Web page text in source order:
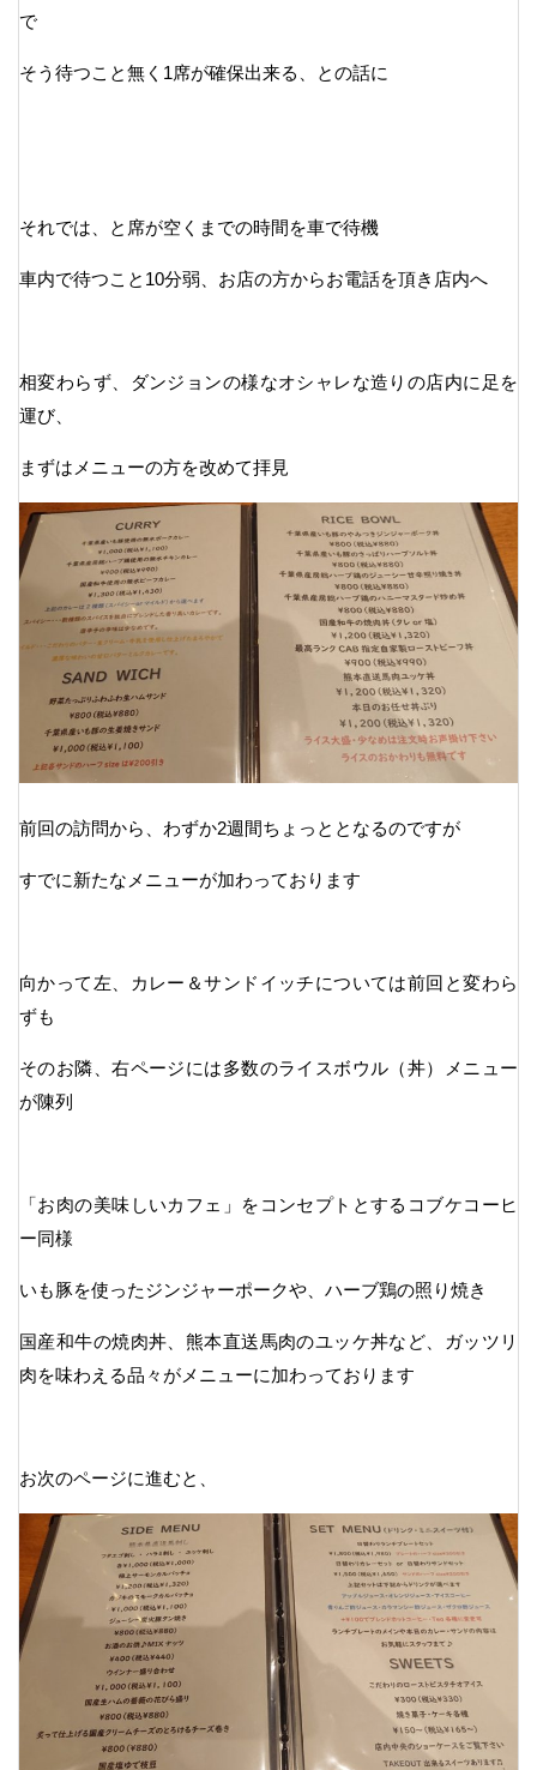
で
そう待つこと無く1席が確保出来る、との話に
それでは、と席が空くまでの時間を車で待機
車内で待つこと10分弱、お店の方からお電話を頂き店内へ
相変わらず、ダンジョンの様なオシャレな造りの店内に足を
運び、
まずはメニューの方を改めて拝見
前回の訪問から、わずか2週間ちょっととなるのですが
すでに新たなメニューが加わっております
向かって左、カレー＆サンドイッチについては前回と変わら
ずも
そのお隣、右ページには多数のライスボウル（丼）メニュー
が陳列
「お肉の美味しいカフェ」をコンセプトとするコブケコーヒ
ー同様
いも豚を使ったジンジャーポークや、ハーブ鶏の照り焼き
国産和牛の焼肉丼、熊本直送馬肉のユッケ丼など、ガッツリ
肉を味わえる品々がメニューに加わっております
お次のページに進むと、